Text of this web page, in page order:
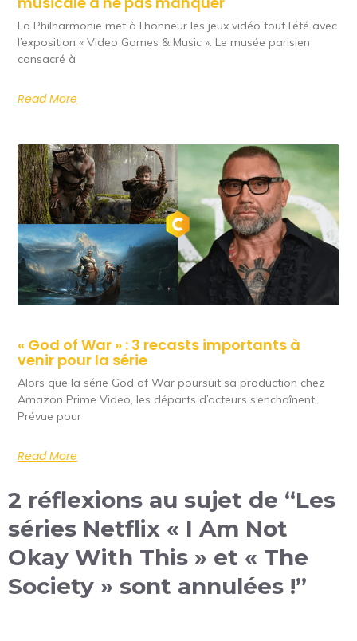
La Philharmonie met à l’honneur les jeux vidéo tout l’été avec
l’exposition « Video Games & Music ». Le musée parisien
consacré à
Read More
« God of War » : 3 recasts importants à
venir pour la série
Alors que la série God of War poursuit sa production chez
Amazon Prime Video, les départs d’acteurs s’enchaînent.
Prévue pour
Read More
2 réflexions au sujet de “Les
séries Netflix « I Am Not
Okay With This » et « The
Society » sont annulées !”